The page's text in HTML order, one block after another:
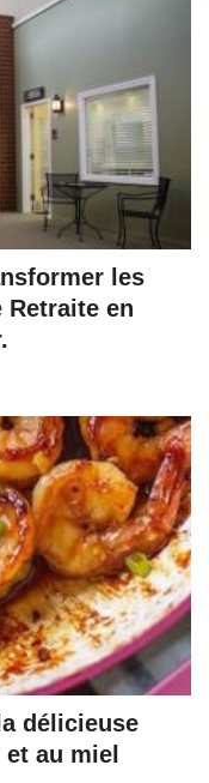
les
Retraite en
délicieuse
au miel